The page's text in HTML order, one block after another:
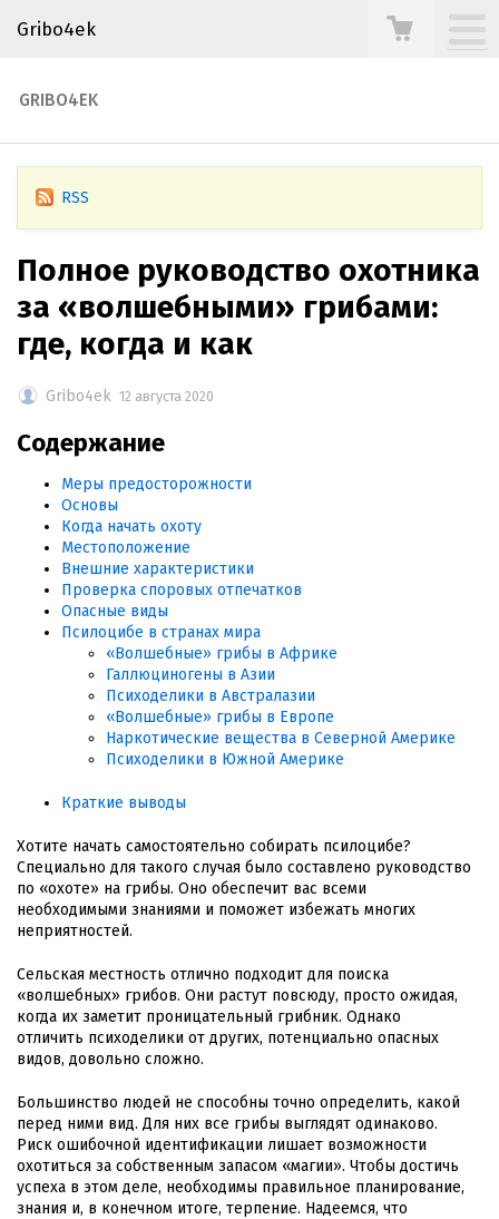
Gribo4ek
GRIBO4EK
RSS
Полное руководство охотника
за «волшебными» грибами:
где, когда и как
Gribo4ek 12 августа 2020
Содержание
Меры предосторожности
Основы
Когда начать охоту
Местоположение
Внешние характеристики
Проверка споровых отпечатков
Опасные виды
Псилоцибе в странах мира
«Волшебные» грибы в Африке
Галлюциногены в Азии
Психоделики в Австралазии
«Волшебные» грибы в Европе
Наркотические вещества в Северной Америке
Психоделики в Южной Америке
Краткие выводы
Хотите начать самостоятельно собирать псилоцибе?
Специально для такого случая было составлено руководство
по «охоте» на грибы. Оно обеспечит вас всеми
необходимыми знаниями и поможет избежать многих
неприятностей.
Сельская местность отлично подходит для поиска
«волшебных» грибов. Они растут повсюду, просто ожидая,
когда их заметит проницательный грибник. Однако
отличить психоделики от других, потенциально опасных
видов, довольно сложно.
Большинство людей не способны точно определить, какой
перед ними вид. Для них все грибы выглядят одинаково.
Риск ошибочной идентификации лишает возможности
охотиться за собственным запасом «магии». Чтобы достичь
успеха в этом деле, необходимы правильное планирование,
знания и, в конечном итоге, терпение. Надеемся, что